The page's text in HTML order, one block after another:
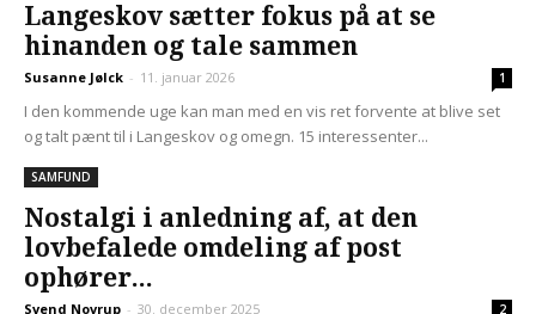
Langeskov sætter fokus på at se
hinanden og tale sammen
Susanne Jølck - 11. januar 2026 1
I den kommende uge kan man med en vis ret forvente at blive set
og talt pænt til i Langeskov og omegn. 15 interessenter...
SAMFUND
Nostalgi i anledning af, at den
lovbefalede omdeling af post
ophører...
Svend Novrup - 30. december 2025 2